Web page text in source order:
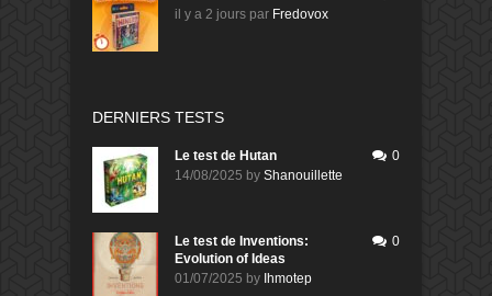
il y a 2 jours par Fredovox
DERNIERS TESTS
Le test de Hutan
14/08/2025 by Shanouillette
0
Le test de Inventions:
Evolution of Ideas
01/07/2025 by Ihmotep
0